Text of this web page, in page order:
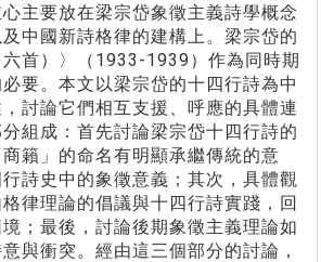
主要放在梁宗岱象徵主義詩學概念
中國新詩格律的建構上。梁宗岱的
首）〉（1933-1939）作為同時期
要。本文以梁宗岱的十四行詩為中
討論它們相互支援、呼應的具體連
組成：首先討論梁宗岱十四行詩的
籟」的命名有明顯承繼傳統的意
詩史中的象徵意義；其次，具體觀
律理論的倡議與十四行詩實踐，回
；最後，討論後期象徵主義理論如
與衝突。經由這三個部分的討論，